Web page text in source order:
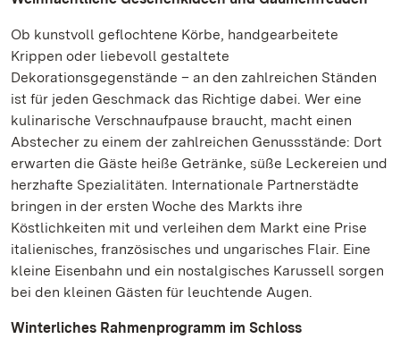
Ob kunstvoll geflochtene Körbe, handgearbeitete
Krippen oder liebevoll gestaltete
Dekorationsgegenstände – an den zahlreichen Ständen
ist für jeden Geschmack das Richtige dabei. Wer eine
kulinarische Verschnaufpause braucht, macht einen
Abstecher zu einem der zahlreichen Genussstände: Dort
erwarten die Gäste heiße Getränke, süße Leckereien und
herzhafte Spezialitäten. Internationale Partnerstädte
bringen in der ersten Woche des Markts ihre
Köstlichkeiten mit und verleihen dem Markt eine Prise
italienisches, französisches und ungarisches Flair. Eine
kleine Eisenbahn und ein nostalgisches Karussell sorgen
bei den kleinen Gästen für leuchtende Augen.
Winterliches Rahmenprogramm im Schloss